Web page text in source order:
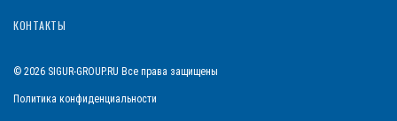
КОНТАКТЫ
© 2026 SIGUR-GROUP.RU Все права защищены
Политика конфиденциальности